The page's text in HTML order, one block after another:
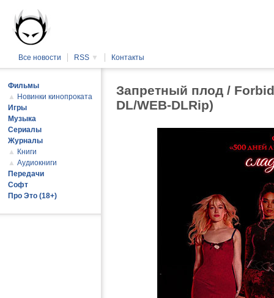
Все новости RSS ▼ Контакты
Запретный плод /
DL/WEB-DLRip)
Фильмы
▲ Новинки кинопроката
Игры
Музыка
Сериалы
Журналы
▲ Книги
▲ Аудиокниги
Передачи
Софт
Про Это (18+)